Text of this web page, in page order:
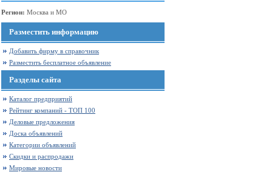
Регион: Москва и МО
Разместить информацию
Добавить фирму в справочник
Разместить бесплатное объявление
Разделы сайта
Каталог предприятий
Рейтинг компаний - ТОП 100
Деловые предложения
Доска объявлений
Категории объявлений
Скидки и распродажи
Мировые новости